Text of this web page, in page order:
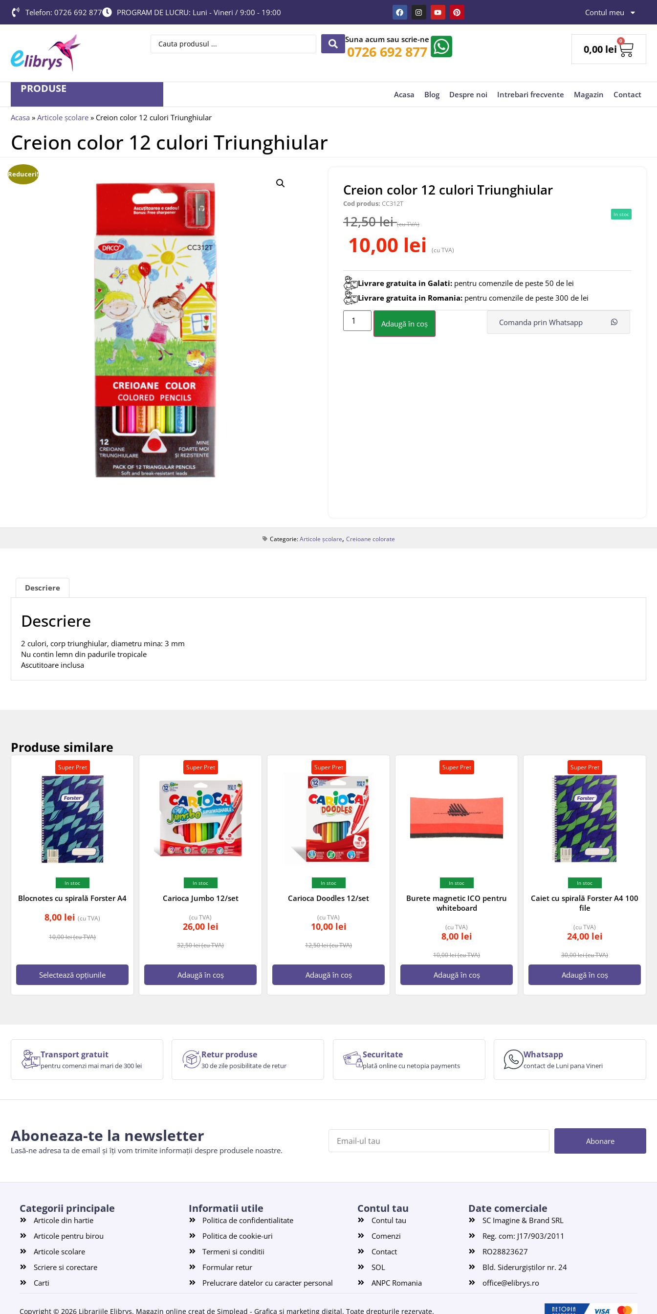
Telefon: 0726 692 877 PROGRAM DE LUCRU: Luni - Vineri / 9:00 - 19:00 Contul meu
Suna acum sau scrie-ne
0726 692 877 0,00 lei
0
PRODUSE Acasa Blog Despre noi Intrebari frecvente Magazin Contact
Acasa » Articole școlare » Creion color 12 culori Triunghiular
Creion color 12 culori Triunghiular
Reduceri!
Creion color 12 culori Triunghiular
Cod produs: CC312T
12,50lei (cu TVA)
10,00 lei (cu TVA)
In stoc
Livrare gratuita in Galati: pentru comenzile de peste 50 de lei
Livrare gratuita in Romania: pentru comenzile de peste 300 de lei
Adaugă în coș Comanda prin Whatsapp
Categorie:Articole școlare, Creioane colorate
Descriere
Descriere
2 culori, corp triunghiular, diametru mina: 3 mm
Nu contin lemn din padurile tropicale
Ascutitoare inclusa
Produse similare
Super Pret
In stoc
Blocnotes cu spirală Forster A4
10,00lei(cu TVA)
8,00 lei (cu TVA)
Selectează opțiunile
Super Pret
In stoc
Carioca Jumbo 12/set
32,50lei(cu TVA)
26,00 lei
(cu TVA)
Adaugă în coș
Super Pret
In stoc
Carioca Doodles 12/set
12,50lei(cu TVA)
10,00 lei
(cu TVA)
Adaugă în coș
Super Pret
In stoc
Burete magnetic ICO pentru
whiteboard
10,00lei(cu TVA)
8,00 lei
(cu TVA)
Adaugă în coș
Super Pret
In stoc
Caiet cu spirală Forster A4 100
file
30,00lei(cu TVA)
24,00 lei
(cu TVA)
Adaugă în coș
Transport gratuit
pentru comenzi mai mari de 300 lei
Retur produse
30 de zile posibilitate de retur
Securitate
plată online cu netopia payments
Whatsapp
contact de Luni pana Vineri
Aboneaza-te la newsletter
Lasă-ne adresa ta de email și îți vom trimite informații despre produsele noastre.
Abonare
Categorii principale
Articole din hartie
Articole pentru birou
Articole scolare
Scriere si corectare
Carti
Informatii utile
Politica de confidentialitate
Politica de cookie-uri
Termeni si conditii
Formular retur
Prelucrare datelor cu caracter personal
Contul tau
Contul tau
Comenzi
Contact
SOL
ANPC Romania
Date comerciale
SC Imagine & Brand SRL
Reg. com: J17/903/2011
RO28823627
Bld. Siderurgiștilor nr. 24
office@elibrys.ro
Copyright © 2026 Librariile Elibrys. Magazin online creat de Simplead - Grafica și marketing digital. Toate drepturile rezervate.